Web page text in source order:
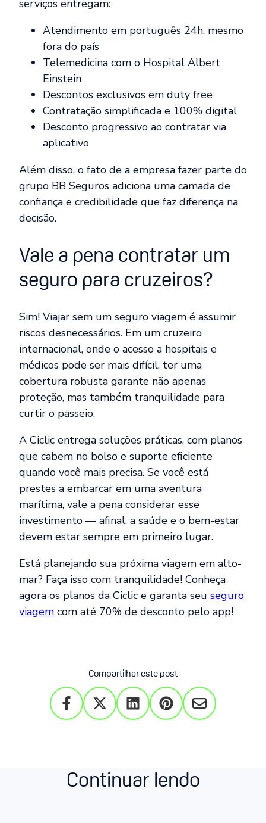
serviços entregam:
Atendimento em português 24h, mesmo
fora do país
Telemedicina com o Hospital Albert
Einstein
Descontos exclusivos em duty free
Contratação simplificada e 100% digital
Desconto progressivo ao contratar via
aplicativo
Além disso, o fato de a empresa fazer parte do
grupo BB Seguros adiciona uma camada de
confiança e credibilidade que faz diferença na
decisão.
Vale a pena contratar um
seguro para cruzeiros?
Sim! Viajar sem um seguro viagem é assumir
riscos desnecessários. Em um cruzeiro
internacional, onde o acesso a hospitais e
médicos pode ser mais difícil, ter uma
cobertura robusta garante não apenas
proteção, mas também tranquilidade para
curtir o passeio.
A Ciclic entrega soluções práticas, com planos
que cabem no bolso e suporte eficiente
quando você mais precisa. Se você está
prestes a embarcar em uma aventura
marítima, vale a pena considerar esse
investimento — afinal, a saúde e o bem-estar
devem estar sempre em primeiro lugar.
Está planejando sua próxima viagem em alto-
mar? Faça isso com tranquilidade! Conheça
agora os planos da Ciclic e garanta seu seguro
viagem com até 70% de desconto pelo app!
Compartilhar este post
Continuar lendo